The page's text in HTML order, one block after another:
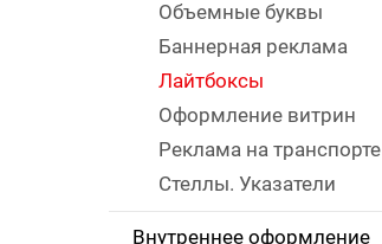
Объемные буквы
Баннерная реклама
Лайтбоксы
Оформление витрин
Реклама на транспорте
Стеллы. Указатели
Внутреннее оформление